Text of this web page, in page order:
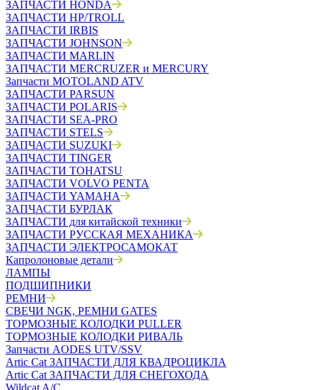
ЗАПЧАСТИ HONDA
ЗАПЧАСТИ HP/TROLL
ЗАПЧАСТИ IRBIS
ЗАПЧАСТИ JOHNSON
ЗАПЧАСТИ MARLIN
ЗАПЧАСТИ MERCRUZER и MERCURY
Запчасти MOTOLAND ATV
ЗАПЧАСТИ PARSUN
ЗАПЧАСТИ POLARIS
ЗАПЧАСТИ SEA-PRO
ЗАПЧАСТИ STELS
ЗАПЧАСТИ SUZUKI
ЗАПЧАСТИ TINGER
ЗАПЧАСТИ TOHATSU
ЗАПЧАСТИ VOLVO PENTA
ЗАПЧАСТИ YAMAHA
ЗАПЧАСТИ БУРЛАК
ЗАПЧАСТИ для китайской техники
ЗАПЧАСТИ РУССКАЯ МЕХАНИКА
ЗАПЧАСТИ ЭЛЕКТРОСАМОКАТ
Капролоновые детали
ЛАМПЫ
ПОДШИПНИКИ
РЕМНИ
СВЕЧИ NGK, РЕМНИ GATES
ТОРМОЗНЫЕ КОЛОДКИ PULLER
ТОРМОЗНЫЕ КОЛОДКИ РИВАЛЬ
Запчасти AODES UTV/SSV
Artic Cat ЗАПЧАСТИ ДЛЯ КВАДРОЦИКЛА
Artic Cat ЗАПЧАСТИ ДЛЯ СНЕГОХОДА
Wildcat A/C